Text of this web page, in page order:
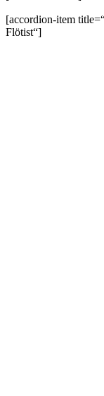
[accordion-item
Flötist“]